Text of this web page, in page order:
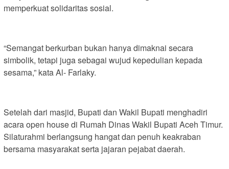
memperkuat solidaritas sosial.
“Semangat berkurban bukan hanya dimaknai secara
simbolik, tetapi juga sebagai wujud kepedulian kepada
sesama,” kata Al- Farlaky.
Setelah dari masjid, Bupati dan Wakil Bupati menghadiri
acara open house di Rumah Dinas Wakil Bupati Aceh Timur.
Silaturahmi berlangsung hangat dan penuh keakraban
bersama masyarakat serta jajaran pejabat daerah.